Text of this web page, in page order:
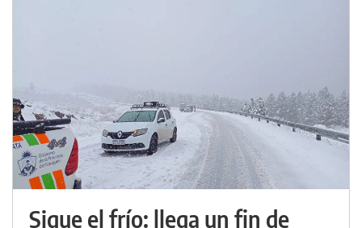
Sigue el frío: llega un fin de